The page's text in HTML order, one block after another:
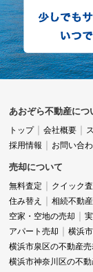
あおぞら不動産につ
トップ 会社概要
採用情報
お問い合
売却について
無料査定 クイック
住み替え
相続不動
空家・空地の売却
アパート売却
横浜
横浜市泉区の不動産売
横浜市神奈川区の不